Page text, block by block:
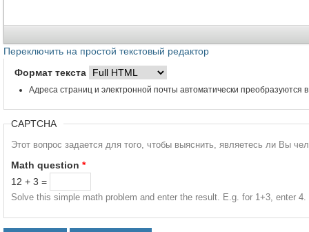
Переключить на простой текстовый редактор
Формат текста
Адреса страниц и электронной почты автоматически преобразуются
CAPTCHA
Этот вопрос задается для того, чтобы выяснить, являетесь ли Вы
Math question *
12 + 3 =
Solve this simple math problem and enter the result. E.g. for 1+3, enter 4.